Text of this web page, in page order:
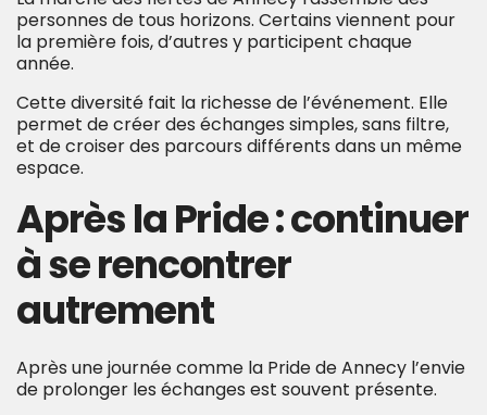
personnes de tous horizons. Certains viennent pour
la première fois, d’autres y participent chaque
année.
Cette diversité fait la richesse de l’événement. Elle
permet de créer des échanges simples, sans filtre,
et de croiser des parcours différents dans un même
espace.
Après la Pride : continuer
à se rencontrer
autrement
Après une journée comme la Pride de Annecy l’envie
de prolonger les échanges est souvent présente.